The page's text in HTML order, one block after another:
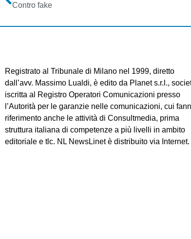
Contro fake
Registrato al Tribunale di Milano nel 1999, diretto
dall’avv. Massimo Lualdi, è edito da Planet s.r.l.,
iscritta al Registro Operatori Comunicazioni presso
l’Autorità per le garanzie nelle comunicazioni, cui
riferimento anche le attività di Consultmedia, prima
struttura italiana di competenze a più livelli in ambito
editoriale e tlc. NL NewsLinet è distribuito via Internet.